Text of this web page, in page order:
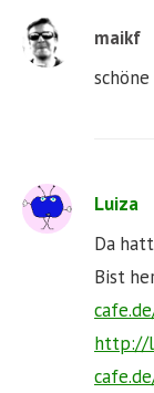
maikf
Luiza
Da
Bist
http://